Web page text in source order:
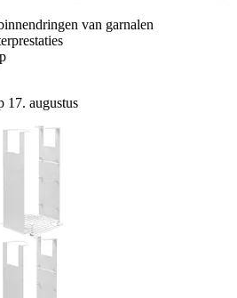
van garnalen
17. augustus